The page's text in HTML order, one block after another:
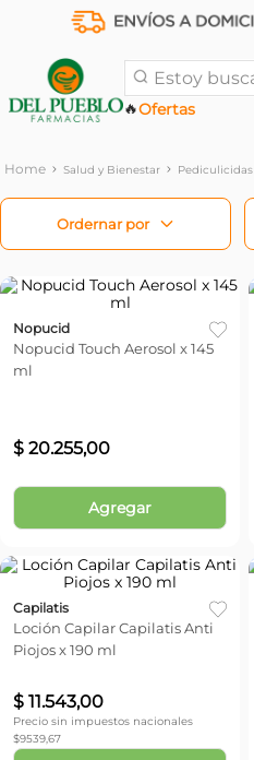
Estoy buscando...
Ofertas
🔥
Salud y Bienestar Pediculicidas
Nopucid
Nopucid Touch Aerosol x 145
ml
$ 20.255,00
Agregar
Capilatis
Loción Capilar Capilatis Anti
Piojos x 190 ml
$ 11.543,00
Precio sin impuestos nacionales
$9539,67